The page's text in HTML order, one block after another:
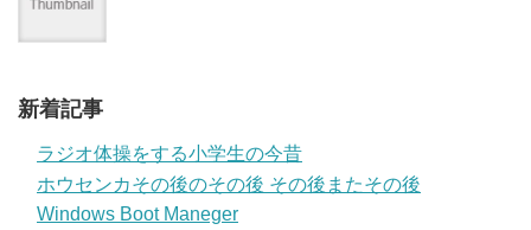
新着記事
ラジオ体操をする小学生の今昔
ホウセンカその後のその後 その後またその後
Windows Boot Maneger